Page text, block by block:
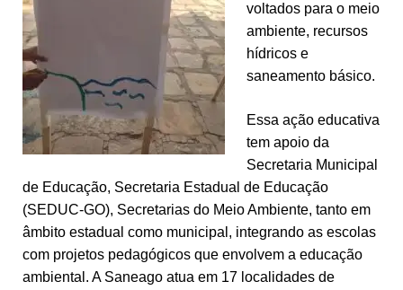
voltados para o meio
ambiente, recursos
hídricos e
saneamento básico.
Essa ação educativa
tem apoio da
Secretaria Municipal
de Educação, Secretaria Estadual de Educação
(SEDUC-GO), Secretarias do Meio Ambiente, tanto em
âmbito estadual como municipal, integrando as escolas
com projetos pedagógicos que envolvem a educação
ambiental. A Saneago atua em 17 localidades de